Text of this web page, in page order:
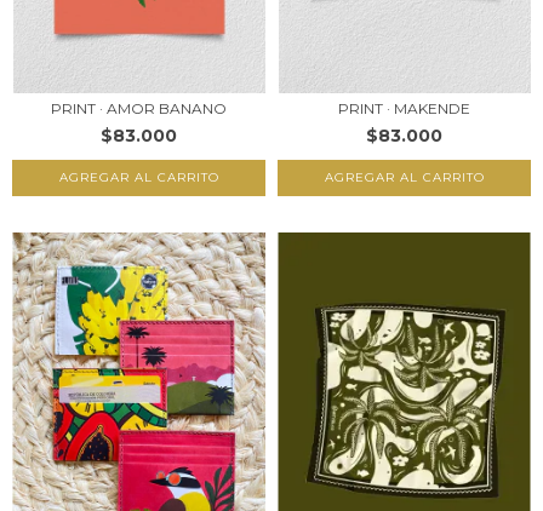
PRINT · AMOR BANANO
$83.000
AGREGAR AL CARRITO
PRINT · MAKENDE
$83.000
AGREGAR AL CARRITO